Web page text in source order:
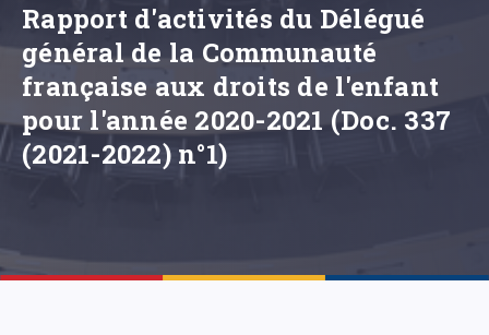
Rapport d'activités du Délégué
général de la Communauté
française aux droits de l'enfant
pour l'année 2020-2021 (Doc. 337
(2021-2022) n°1)